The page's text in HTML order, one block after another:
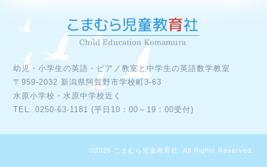
幼児・小学生の英語・ピアノ教室と中学生の英語数学教室
〒959-2032 新潟県阿賀野市学校町3-63
水原小学校・水原中学校近く
©2026 こまむら児童教育社 . All Rights Reserved.